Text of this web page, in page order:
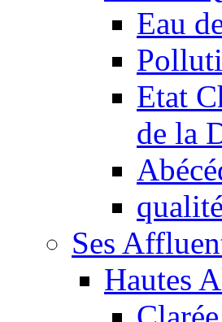
Eau
Etat
de la
Ses
Hautes